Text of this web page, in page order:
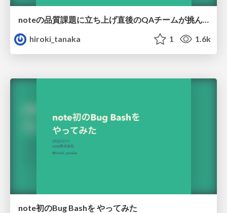
hiroki_tanaka
1 1.6k
note初のBug Bashを やってみた